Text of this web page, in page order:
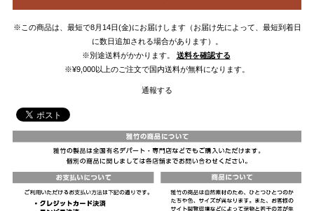
※この商品は、最短で8月14日(金)にお届けします（お届け先によって、最短到着日
に数日追加される場合があります）。
※別途送料がかかります。
送料を確認する
※¥9,000以上のご注文で国内送料が無料になります。
通報する